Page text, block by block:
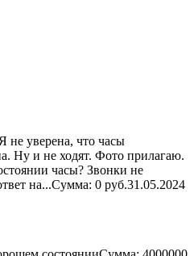
не уверена, что часы
Ну и не ходят. Фото прилагаю.
часы? Звонки не
на...Сумма: 0 руб.31.05.2024